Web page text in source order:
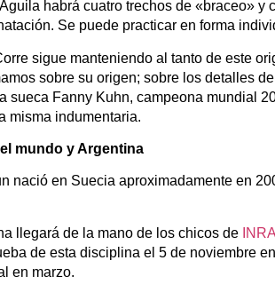
habrá cuatro trechos de «braceo» y
Se puede practicar en forma
sigue manteniendo al tanto de este
sobre su origen; sobre los detalles
sueca Fanny Kuhn, campeona mundial
misma indumentaria.
mundo y Argentina
nació en Suecia aproximadamente en
llegará de la mano de los chicos de
de esta disciplina el 5 de noviembre
en marzo.